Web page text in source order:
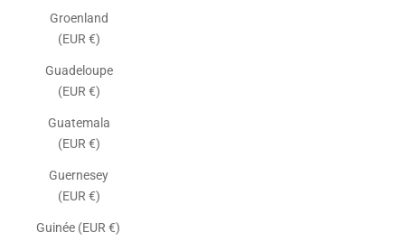
Groenland
(EUR €)
Guadeloupe
(EUR €)
Guatemala
(EUR €)
Guernesey
(EUR €)
Guinée (EUR €)